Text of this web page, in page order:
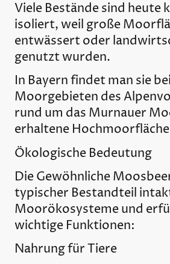
Viele Bestände sind heute
isoliert, weil große
entwässert oder
genutzt wurden.
In Bayern findet man sie
Moorgebieten des
rund um das Murnauer
erhaltene
Ökologische Bedeutung
Die Gewöhnliche
typischer Bestandteil
Moorökosysteme und
wichtige Funktionen:
Nahrung für Tiere